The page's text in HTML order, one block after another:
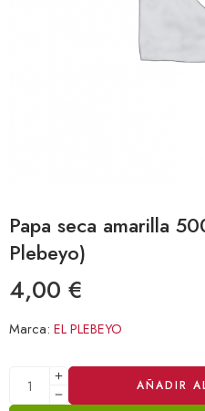
Papa seca amarilla
Plebeyo)
4,00 €
Marca: EL PLEBEYO
AÑADIR
Alternative: